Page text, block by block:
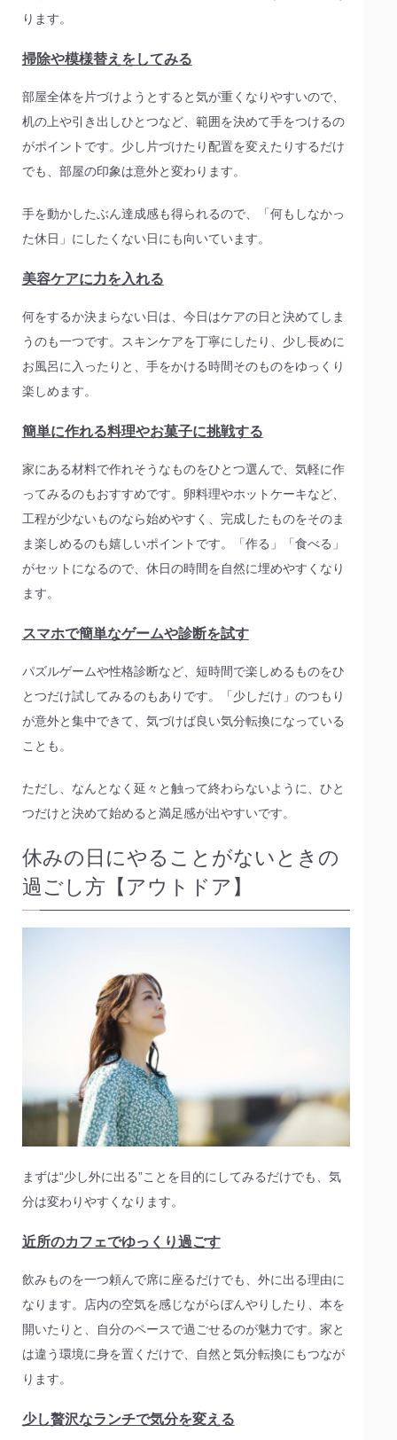
ります。
掃除や模様替えをしてみる
部屋全体を片づけようとすると気が重くなりやすいので、
机の上や引き出しひとつなど、範囲を決めて手をつけるの
がポイントです。少し片づけたり配置を変えたりするだけ
でも、部屋の印象は意外と変わります。
手を動かしたぶん達成感も得られるので、「何もしなかっ
た休日」にしたくない日にも向いています。
美容ケアに力を入れる
何をするか決まらない日は、今日はケアの日と決めてしま
うのも一つです。スキンケアを丁寧にしたり、少し長めに
お風呂に入ったりと、手をかける時間そのものをゆっくり
楽しめます。
簡単に作れる料理やお菓子に挑戦する
家にある材料で作れそうなものをひとつ選んで、気軽に作
ってみるのもおすすめです。卵料理やホットケーキなど、
工程が少ないものなら始めやすく、完成したものをそのま
ま楽しめるのも嬉しいポイントです。「作る」「食べる」
がセットになるので、休日の時間を自然に埋めやすくなり
ます。
スマホで簡単なゲームや診断を試す
パズルゲームや性格診断など、短時間で楽しめるものをひ
とつだけ試してみるのもありです。「少しだけ」のつもり
が意外と集中できて、気づけば良い気分転換になっている
ことも。
ただし、なんとなく延々と触って終わらないように、ひと
つだけと決めて始めると満足感が出やすいです。
休みの日にやることがないときの
過ごし方【アウトドア】
まずは“少し外に出る”ことを目的にしてみるだけでも、気
分は変わりやすくなります。
近所のカフェでゆっくり過ごす
飲みものを一つ頼んで席に座るだけでも、外に出る理由に
なります。店内の空気を感じながらぼんやりしたり、本を
開いたりと、自分のペースで過ごせるのが魅力です。家と
は違う環境に身を置くだけで、自然と気分転換にもつなが
ります。
少し贅沢なランチで気分を変える